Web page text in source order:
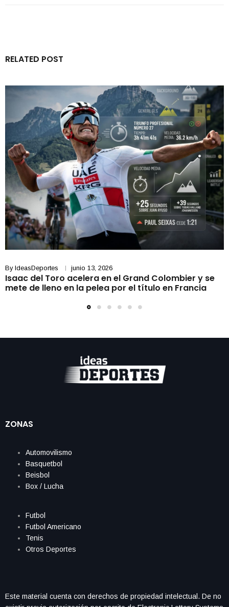
RELATED POST
By IdeasDeportes junio 13, 2026
Isaac del Toro acelera en el Grand Colombier y se
mete de lleno en la pelea por el título en Francia
ZONAS
Automovilismo
Basquetbol
Beisbol
Box / Lucha
Futbol
Futbol Americano
Tenis
Otros Deportes
Este material cuenta con derechos de propiedad intelectual. De no